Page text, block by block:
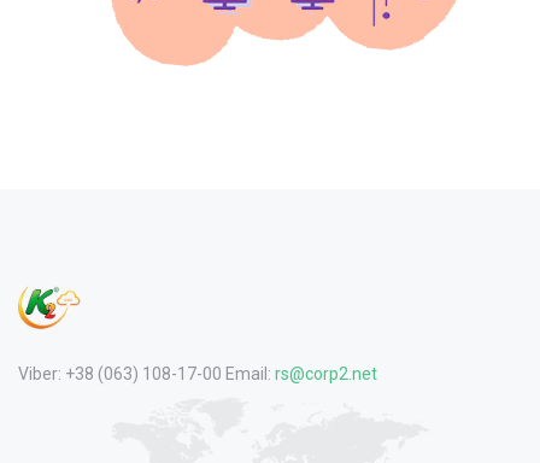
Viber: +38 (063) 108-17-00 Email: rs@corp2.net